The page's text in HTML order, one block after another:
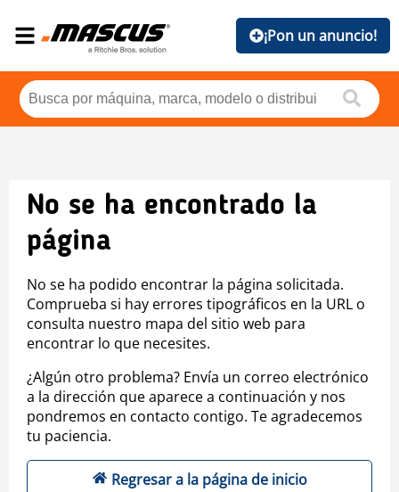
¡Pon un anuncio!
No se ha encontrado la
página
No se ha podido encontrar la página solicitada.
Comprueba si hay errores tipográficos en la URL o
consulta nuestro mapa del sitio web para
encontrar lo que necesites.
¿Algún otro problema? Envía un correo electrónico
a la dirección que aparece a continuación y nos
pondremos en contacto contigo. Te agradecemos
tu paciencia.
Regresar a la página de inicio